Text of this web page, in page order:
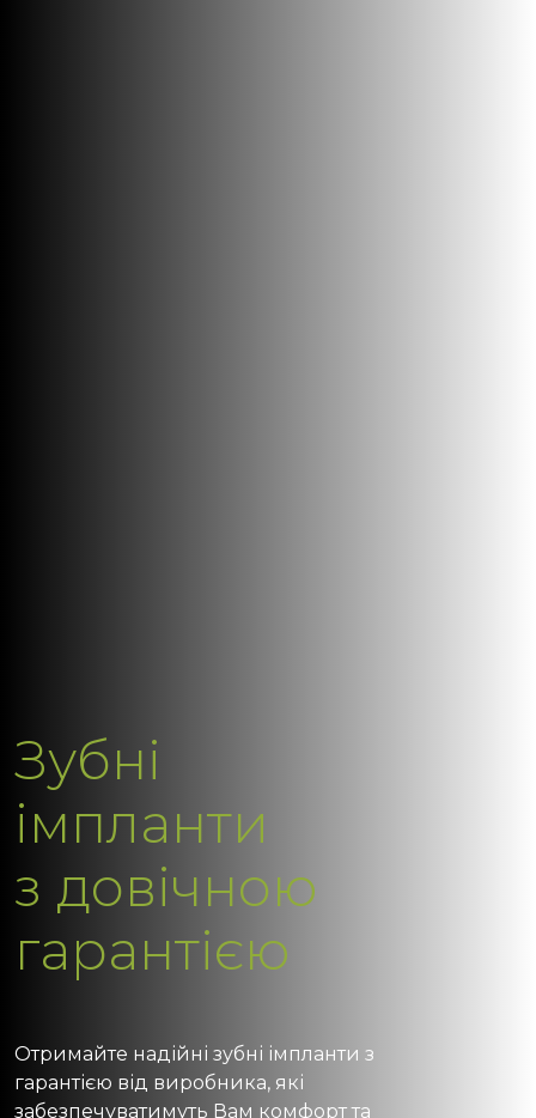
Зубні
імпланти
з довічною
гарантією
Отримайте надійні зубні імпланти з
гарантією від виробника, які
забезпечуватимуть Вам комфорт та